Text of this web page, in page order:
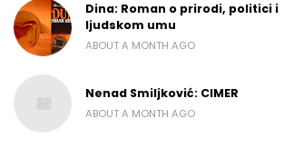
Dina: Roman o prirodi, politici i
ljudskom umu
ABOUT A MONTH AGO
Nenad Smiljković: CIMER
ABOUT A MONTH AGO